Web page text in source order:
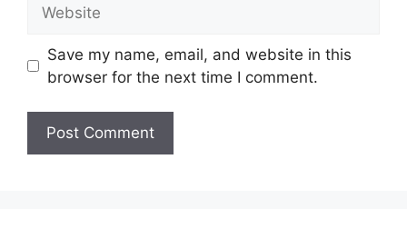
Save my name, email, and website in this
browser for the next time I comment.